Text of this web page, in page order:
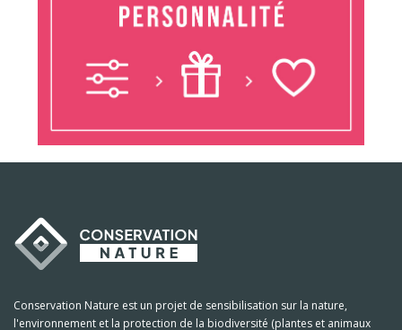
Conservation Nature est un projet de sensibilisation sur la nature,
l'environnement et la protection de la biodiversité (plantes et animaux